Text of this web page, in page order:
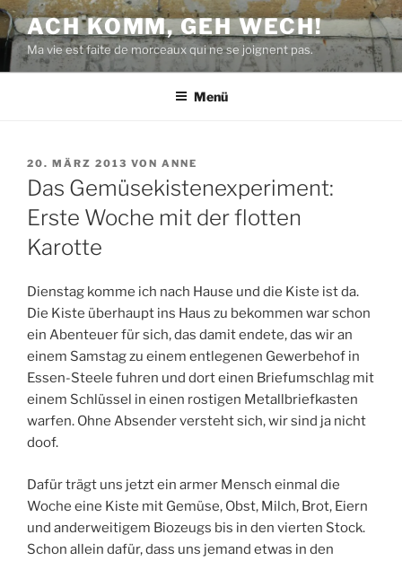
Zum
Inhalt
springen
ACH KOMM, GEH WECH!
Ma vie est faite de morceaux qui ne se joignent pas.
Menü
VERÖFFENTLICHT
AM
20. MÄRZ 2013 VON ANNE
Das Gemüsekistenexperiment:
Erste Woche mit der flotten
Karotte
Dienstag komme ich nach Hause und die Kiste ist da.
Die Kiste überhaupt ins Haus zu bekommen war schon
ein Abenteuer für sich, das damit endete, das wir an
einem Samstag zu einem entlegenen Gewerbehof in
Essen-Steele fuhren und dort einen Briefumschlag mit
einem Schlüssel in einen rostigen Metallbriefkasten
warfen. Ohne Absender versteht sich, wir sind ja nicht
doof.
Dafür trägt uns jetzt ein armer Mensch einmal die
Woche eine Kiste mit Gemüse, Obst, Milch, Brot, Eiern
und anderweitigem Biozeugs bis in den vierten Stock.
Schon allein dafür, dass uns jemand etwas in den